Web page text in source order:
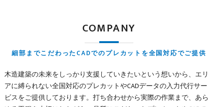
細部までこだわったCADでのプレカットを全国対応でご提供
COMPANY
木造建築の未来をしっかり支援していきたいという想いから、エリ
アに縛られない全国対応のプレカットやCADデータの入力代行サー
ビスをご提供しております。打ち合わせから実際の作業まで、あら